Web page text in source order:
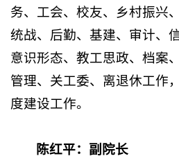
务、工会、校友、乡村振兴
统战、后勤、基建、审计、
意识形态、教工思政、档案
管理、关工委、离退休工作
度建设工作。
陈红平：副院长